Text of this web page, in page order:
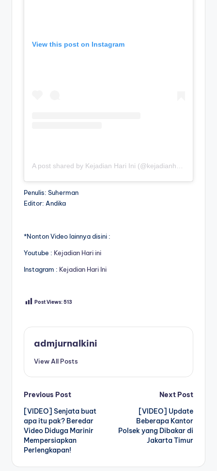
View this post on Instagram
Penulis: Suherman
Editor: Andika
*Nonton Video lainnya disini :
Youtube : Kejadian Hari ini
Instagram : Kejadian Hari Ini
Post Views:513
admjurnalkini
View All Posts
Post
navigation
Previous Post
[VIDEO] Senjata buat
apa itu pak? Beredar
Video Diduga Marinir
Mempersiapkan
Perlengkapan!
Next Post
[VIDEO] Update
Beberapa Kantor
Polsek yang Dibakar di
Jakarta Timur